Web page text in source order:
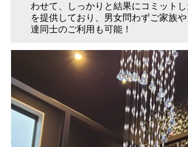
わせて、しっかりと結果にコミット
を提供しており、男女問わずご家族
達同士のご利用も可能！